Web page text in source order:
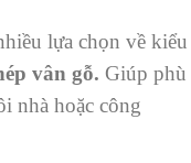
lựa chọn về kiểu
vân gỗ. Giúp phù
nhà hoặc công